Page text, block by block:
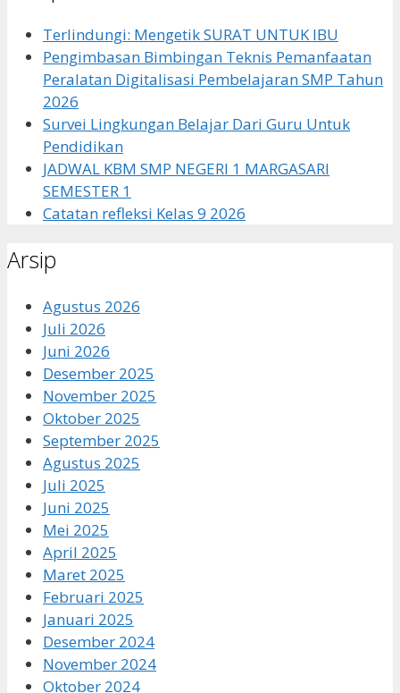
Terlindungi: Mengetik SURAT UNTUK IBU
Pengimbasan Bimbingan Teknis Pemanfaatan
Peralatan Digitalisasi Pembelajaran SMP Tahun
2026
Survei Lingkungan Belajar Dari Guru Untuk
Pendidikan
JADWAL KBM SMP NEGERI 1 MARGASARI
SEMESTER 1
Catatan refleksi Kelas 9 2026
Arsip
Agustus 2026
Juli 2026
Juni 2026
Desember 2025
November 2025
Oktober 2025
September 2025
Agustus 2025
Juli 2025
Juni 2025
Mei 2025
April 2025
Maret 2025
Februari 2025
Januari 2025
Desember 2024
November 2024
Oktober 2024